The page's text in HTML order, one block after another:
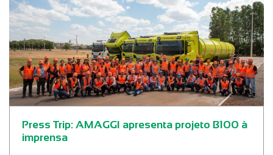
Press Trip: AMAGGI apresenta projeto B100 à
imprensa